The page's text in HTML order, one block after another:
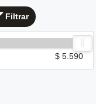
Filtrar
$ 5.590